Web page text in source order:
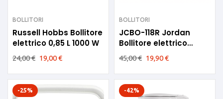
BOLLITORI
Russell Hobbs Bollitore
elettrico 0,85 L 1000 W
24,00€ 19,00€
BOLLITORI
JCBO-118R Jordan
Bollitore elettrico
1500W
45,00€ 19,90€
-25% -42%